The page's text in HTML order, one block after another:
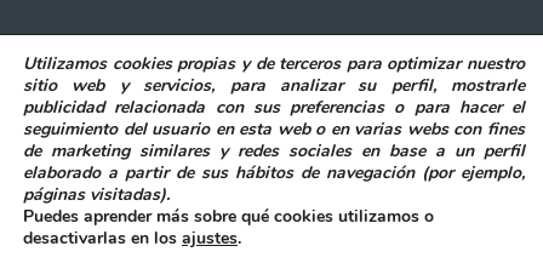
POLITICA DE PRIVACIDAD
AVISO LEGAL
POLITICA DE COOKIES
DECLARACIÓN DE ACCESIBILIDAD
Utilizamos cookies propias y de terceros para optimizar nuestro
sitio web y servicios, para analizar su perfil, mostrarle
publicidad relacionada con sus preferencias o para hacer el
seguimiento del usuario en esta web o en varias webs con fines
de marketing similares y redes sociales en base a un perfil
elaborado a partir de sus hábitos de navegación (por ejemplo,
páginas visitadas).
Puedes aprender más sobre qué cookies utilizamos o
desactivarlas en los ajustes.